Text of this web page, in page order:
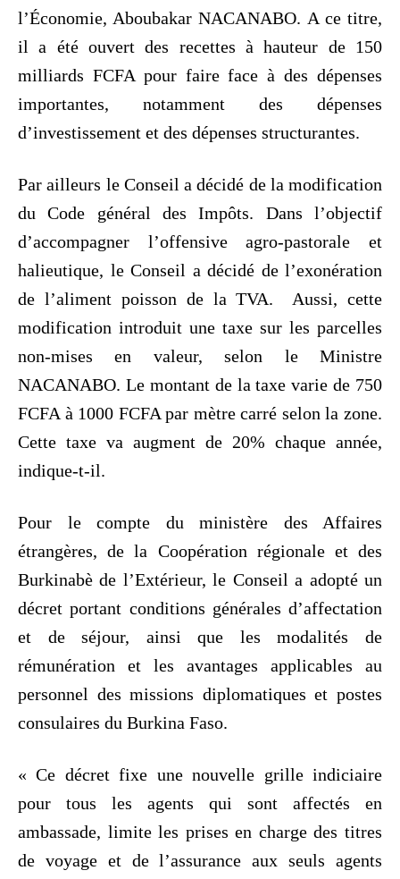
l’Économie, Aboubakar NACANABO. A ce titre,
il a été ouvert des recettes à hauteur de 150
milliards FCFA pour faire face à des dépenses
importantes, notamment des dépenses
d’investissement et des dépenses structurantes.
Par ailleurs le Conseil a décidé de la modification
du Code général des Impôts. Dans l’objectif
d’accompagner l’offensive agro-pastorale et
halieutique, le Conseil a décidé de l’exonération
de l’aliment poisson de la TVA. Aussi, cette
modification introduit une taxe sur les parcelles
non-mises en valeur, selon le Ministre
NACANABO. Le montant de la taxe varie de 750
FCFA à 1000 FCFA par mètre carré selon la zone.
Cette taxe va augment de 20% chaque année,
indique-t-il.
Pour le compte du ministère des Affaires
étrangères, de la Coopération régionale et des
Burkinabè de l’Extérieur, le Conseil a adopté un
décret portant conditions générales d’affectation
et de séjour, ainsi que les modalités de
rémunération et les avantages applicables au
personnel des missions diplomatiques et postes
consulaires du Burkina Faso.
« Ce décret fixe une nouvelle grille indiciaire
pour tous les agents qui sont affectés en
ambassade, limite les prises en charge des titres
de voyage et de l’assurance aux seuls agents